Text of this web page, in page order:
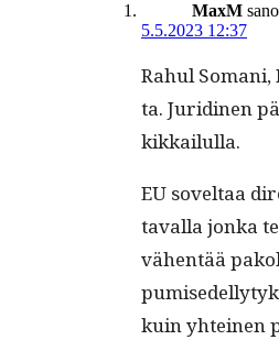
MaxM
5.5.2023 12:37
Rahul
ta. Juridi­nen
kikkailulla.
EU soveltaa
taval­la jon­ka
vähen­tää
kuin yhteinen